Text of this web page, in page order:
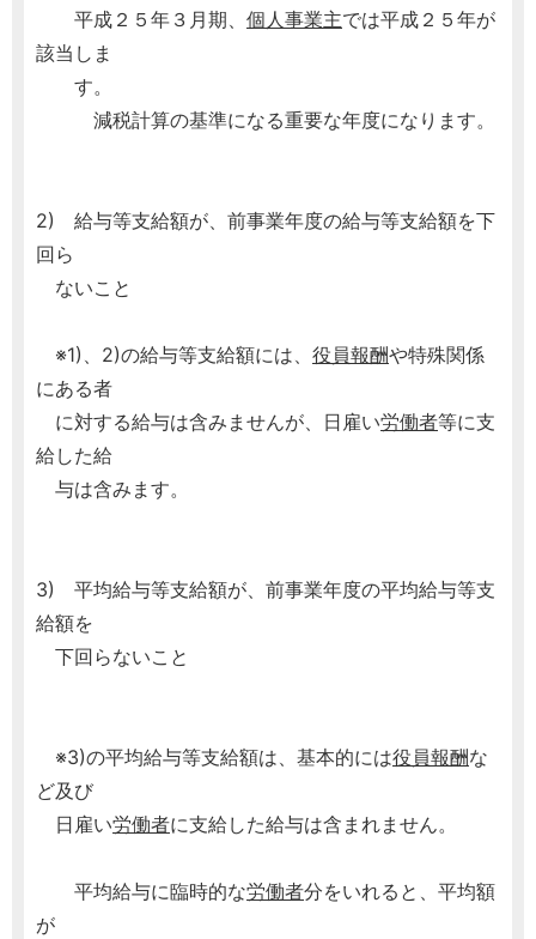
平成２５年３月期、 個人事業主では平成２５年が
該当しま
す。
減税計算の基準になる重要な年度になります。
2) 給与等支給額が、前事業年度の給与等支給額を下
回ら
ないこと
※1)、2)の給与等支給額には、 役員報酬や特殊関係
にある者
に対する給与は含みませんが、日雇い労働者等に支
給した給
与は含みます。
3) 平均給与等支給額が、前事業年度の平均給与等支
給額を
下回らないこと
※3)の平均給与等支給額は、基本的には役員報酬な
ど及び
日雇い労働者に支給した給与は含まれません。
平均給与に臨時的な労働者分をいれると、平均額
が